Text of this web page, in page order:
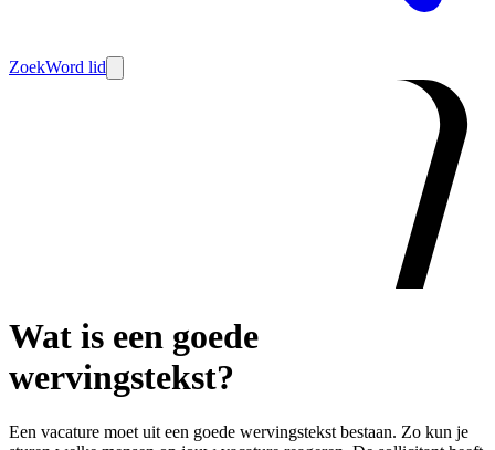
ZoekWord lid
Wat is een goede
wervingstekst?
Een vacature moet uit een goede wervingstekst bestaan. Zo kun je